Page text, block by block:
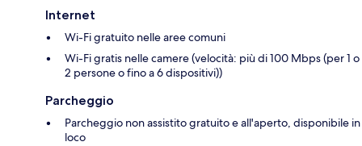
Internet
Wi-Fi gratuito nelle aree comuni
Wi-Fi gratis nelle camere (velocità: più di 100 Mbps (per 1 o
2 persone o fino a 6 dispositivi))
Parcheggio
Parcheggio non assistito gratuito e all'aperto, disponibile in
loco